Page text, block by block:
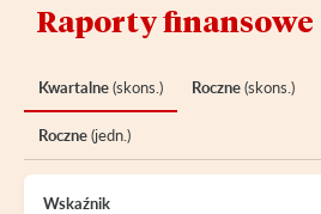
Raporty finansowe
Kwartalne(skons.) Roczne(skons.)
Roczne(jedn.)
Wskaźnik